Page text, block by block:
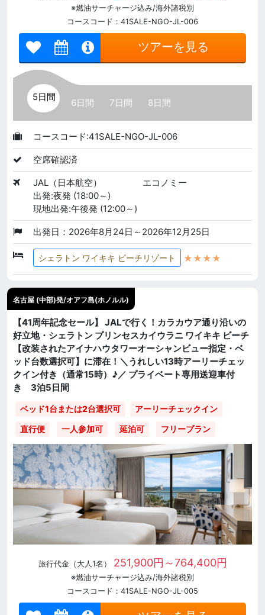
※燃油サーチャージ込み/海外諸税別
コースコード：41SALE-NGO-JL-006
ツアーを見る
5日間
6日間 7日間 8日間
コースコード:41SALE-NGO-JL-006
空席確認済
JAL（日本航空）
エコノミー
出発:夜発 (18:00～)
現地出発:午後発 (12:00～)
出発日：2026年8月24日～2026年12月25日
シェラトン ワイキキ ビーチリゾート ★★★★
名古屋 (中部)発/オアフ島(ホノルル)
【41周年記念セール】 JALで行く！カラカウア通り沿いの
好立地・シェラトン プリンセスカイウラニ ワイキキ ビーチ
【改装されたアイナハウタワーオーシャンビュー指定・ベ
ッド台数選択可】に滞在！＼うれしい13時アーリーチェッ
クイン付き（通常15時）♪／ プライベート専用送迎車付
き 3泊5日間
ベッド1台または2台選択可
アーリーチェックイン
直行便
一人参加可 延泊可 フリープラン
旅行代金（大人1名） 251,900円～764,400円
※燃油サーチャージ込み/海外諸税別
コースコード：41SALE-NGO-JL-005